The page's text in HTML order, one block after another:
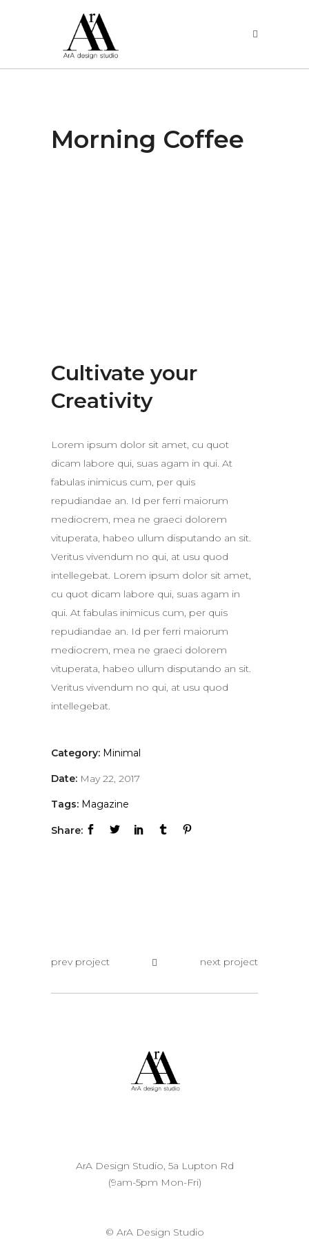
Morning Coffee
Cultivate your
Creativity
Lorem ipsum dolor sit amet, cu quot
dicam labore qui, suas agam in qui. At
fabulas inimicus cum, per quis
repudiandae an. Id per ferri maiorum
mediocrem, mea ne graeci dolorem
vituperata, habeo ullum disputando an sit.
Veritus vivendum no qui, at usu quod
intellegebat. Lorem ipsum dolor sit amet,
cu quot dicam labore qui, suas agam in
qui. At fabulas inimicus cum, per quis
repudiandae an. Id per ferri maiorum
mediocrem, mea ne graeci dolorem
vituperata, habeo ullum disputando an sit.
Veritus vivendum no qui, at usu quod
intellegebat.
Category: Minimal
Date: May 22, 2017
Tags: Magazine
Share:
prev project next project
ArA Design Studio, 5a Lupton Rd
(9am-5pm Mon-Fri)
© ArA Design Studio